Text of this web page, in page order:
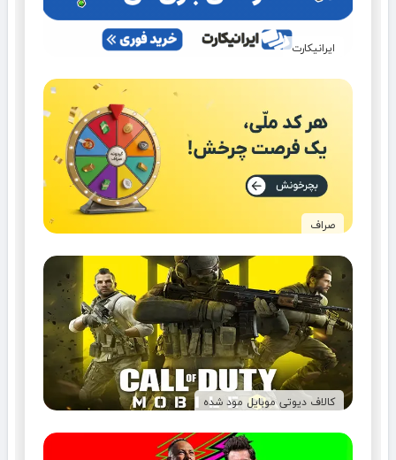
ایرانیکارت
صراف
کالاف دیوتی موبایل مود شده